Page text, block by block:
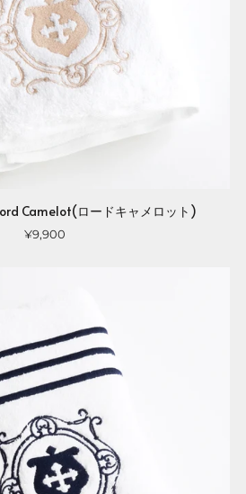
Camelot(ロードキャメロット)
¥9,900